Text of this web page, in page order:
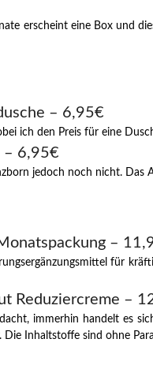
erscheint eine Box und
– 6,95€
ich den Preis für eine
– 6,95€
jedoch noch nicht. Das
–
für
Reduziercreme –
immerhin handelt es
Inhaltstoffe sind ohne